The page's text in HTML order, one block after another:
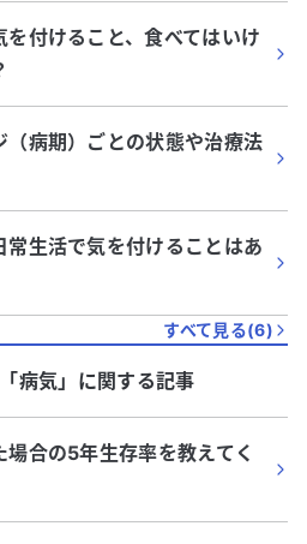
付けること、食べてはいけ
病期）ごとの状態や治療法
生活で気を付けることはあ
すべて見る(6)
病気」に関する記事
合の5年生存率を教えてく